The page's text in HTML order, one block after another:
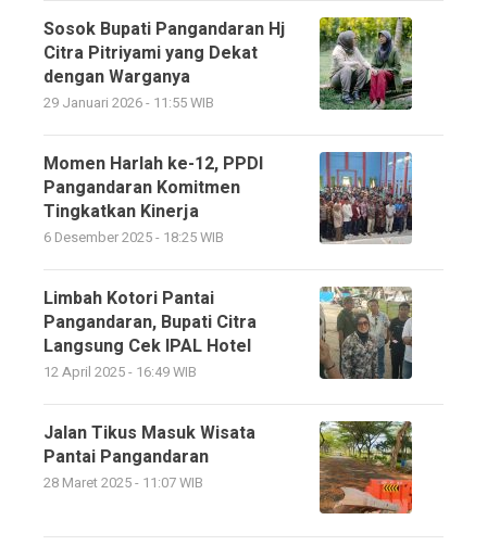
Sosok Bupati Pangandaran Hj
Citra Pitriyami yang Dekat
dengan Warganya
29 Januari 2026 - 11:55 WIB
Momen Harlah ke-12, PPDI
Pangandaran Komitmen
Tingkatkan Kinerja
6 Desember 2025 - 18:25 WIB
Limbah Kotori Pantai
Pangandaran, Bupati Citra
Langsung Cek IPAL Hotel
12 April 2025 - 16:49 WIB
Jalan Tikus Masuk Wisata
Pantai Pangandaran
28 Maret 2025 - 11:07 WIB